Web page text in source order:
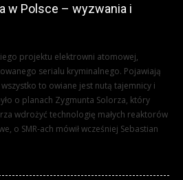
w Polsce – wyzwania i
projektu elektrowni atomowej,
serialu kryminalnego. Pojawiają
to owiane jest nutą tajemnicy i
o planach Zygmunta Solorza, który
wdrożyć technologię małych reaktorów
o SMR-ach mówił wcześniej Sebastian